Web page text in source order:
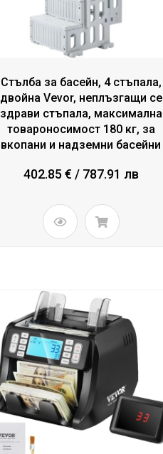
Стълба за басейн, 4 стъпала,
двойна Vevor, неплъзгащи се
здрави стъпала, максимална
товароносимост 180 кг, за
вкопани и надземни басейни
402.85 € / 787.91 лв